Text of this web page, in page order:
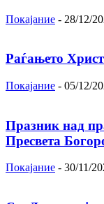
Покајание - 28/12/
Раѓањето
Покајание - 05/12/
Празник над
Прeсвeта
Покајание - 30/11/